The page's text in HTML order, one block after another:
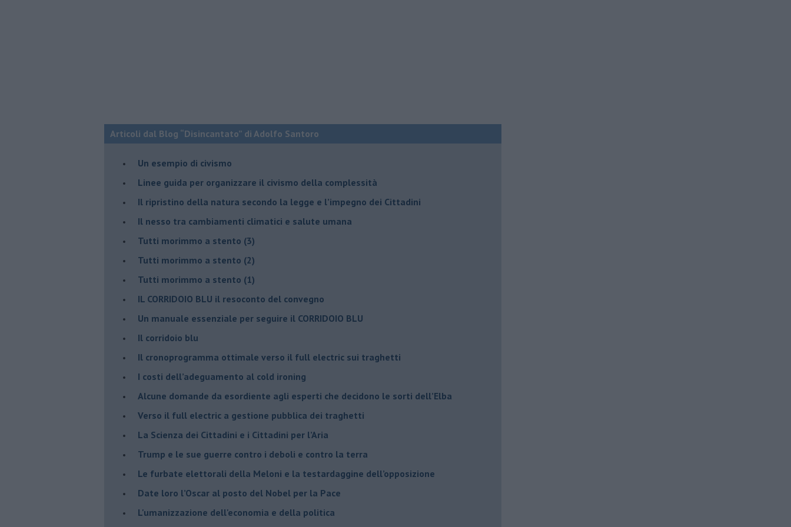
Articoli dal Blog “Disincantato” di Adolfo Santoro
​Un esempio di civismo
​Linee guida per organizzare il civismo della complessità
​Il ripristino della natura secondo la legge e l’impegno dei Cittadini
Il nesso tra cambiamenti climatici e salute umana
Tutti morimmo a stento (3)
Tutti morimmo a stento (2)
​Tutti morimmo a stento (1)
IL CORRIDOIO BLU il resoconto del convegno
Un manuale essenziale per seguire il CORRIDOIO BLU
Il corridoio blu
​Il cronoprogramma ottimale verso il full electric sui traghetti
​I costi dell’adeguamento al cold ironing
Alcune domande da esordiente agli esperti che decidono le sorti dell’Elba
Verso il full electric a gestione pubblica dei traghetti​
​La Scienza dei Cittadini e i Cittadini per l’Aria
Trump e le sue guerre contro i deboli e contro la terra
​Le furbate elettorali della Meloni e la testardaggine dell’opposizione
​Date loro l’Oscar al posto del Nobel per la Pace
L'umanizzazione dell'economia e della politica